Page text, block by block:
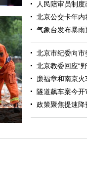
人民陪审员制
北京公交卡年
气象台发布暴
北京市纪委向
北京教委回应“
廉福章和南京
隧道飙车案今
政策聚焦提速